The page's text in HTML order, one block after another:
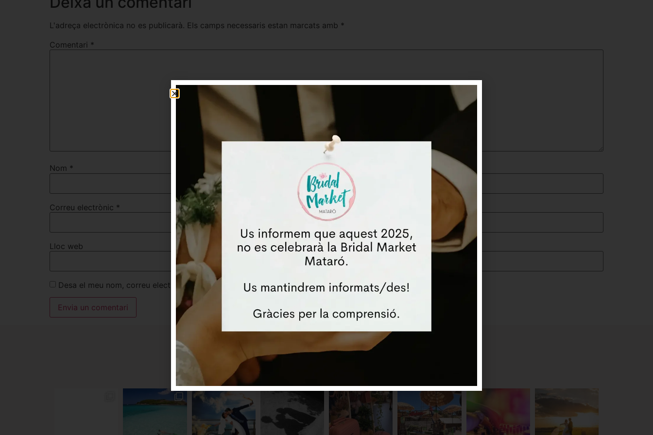
L'adreça electrònica no es publicarà. Els camps necessaris estan marcats amb *
Comentari *
Nom *
Correu electrònic *
Lloc web
Desa el meu nom, correu electrònic i lloc web en aquest navegador per a la pròxima vegada que comenti.
INSTAGRAM @bridalmarketmataro